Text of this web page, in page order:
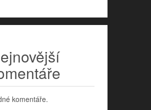
komentáře.